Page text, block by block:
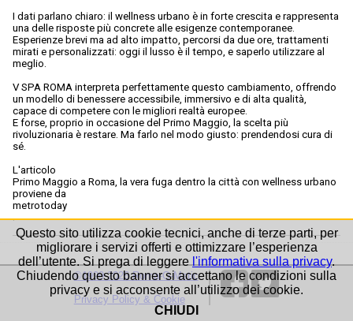
I dati parlano chiaro: il wellness urbano è in forte crescita e rappresenta
una delle risposte più concrete alle esigenze contemporanee.
Esperienze brevi ma ad alto impatto, percorsi da due ore, trattamenti
mirati e personalizzati: oggi il lusso è il tempo, e saperlo utilizzare al
meglio.
V SPA ROMA interpreta perfettamente questo cambiamento, offrendo
un modello di benessere accessibile, immersivo e di alta qualità,
capace di competere con le migliori realtà europee.
E forse, proprio in occasione del Primo Maggio, la scelta più
rivoluzionaria è restare. Ma farlo nel modo giusto: prendendosi cura di
sé.
L'articolo
Primo Maggio a Roma, la vera fuga dentro la città con wellness urbano
proviene da
metrotoday
.
©1999-2026 Roma-O-Matic
Privacy Policy & Cookie
Questo sito utilizza cookie tecnici, anche di terze parti, per
migliorare i servizi offerti e ottimizzare l’esperienza
dell’utente. Si prega di leggerel'informativa sulla privacy.
Chiudendo questo banner si accettano le condizioni sulla
privacy e si acconsente all’utilizzo dei cookie.
CHIUDI